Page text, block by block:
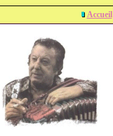
Accueil